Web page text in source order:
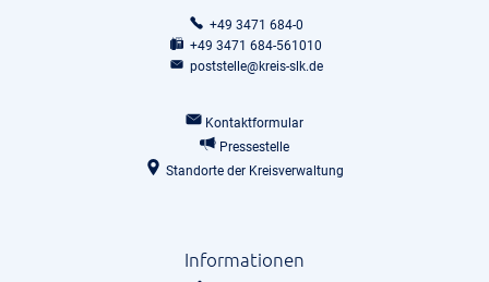
+49 3471 684-0
+49 3471 684-561010
poststelle@kreis-slk.de
Kontaktformular
Pressestelle
Standorte der Kreisverwaltung
Informationen